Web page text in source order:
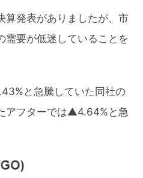
算発表がありましたが、市
需要が低迷していることを
と急騰していた同社の
アフターでは▲4.64%と急